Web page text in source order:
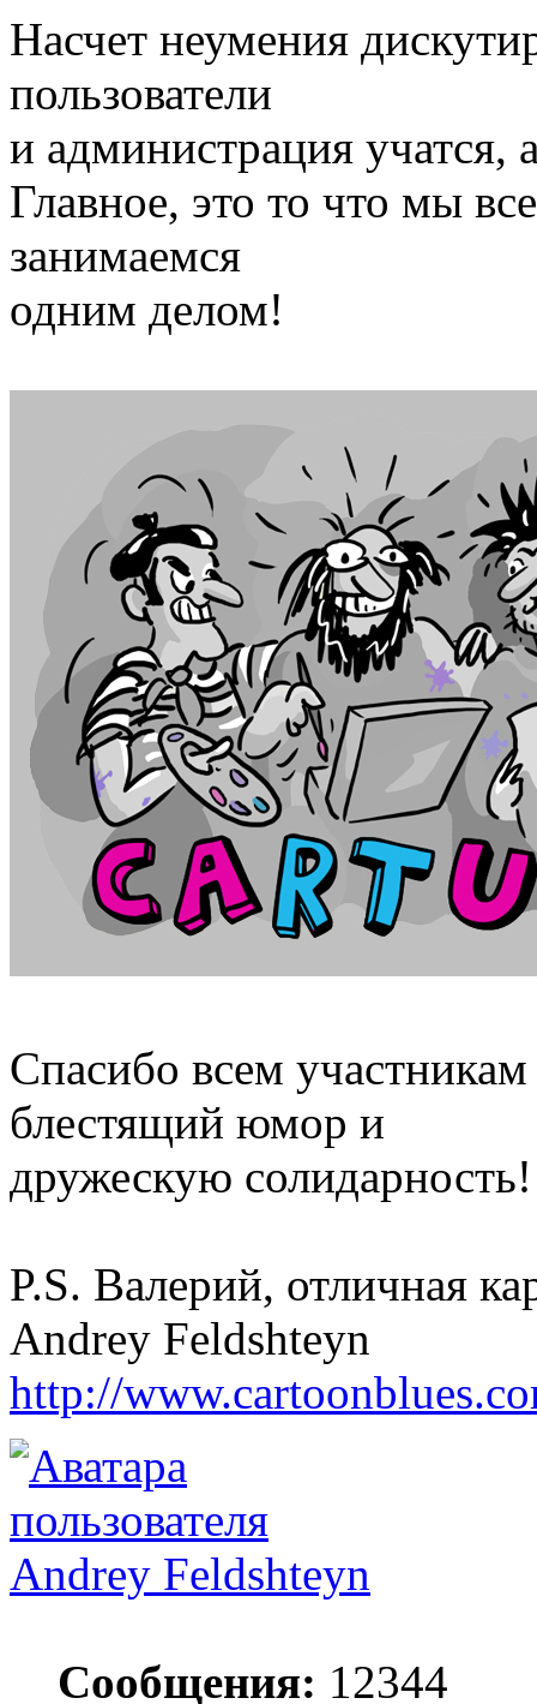
Насчет неумения
пользователи
и администрация учатся,
Главное, это то что мы
занимаемся
одним делом!
Спасибо всем
блестящий юмор и
дружескую солидарность!
P.S. Валерий, отличная
Andrey Feldshteyn
http://
Andrey Feldshteyn
Сообщения: 12344